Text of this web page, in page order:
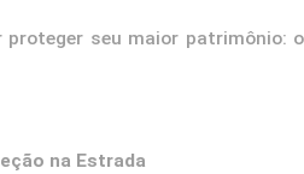
proteger seu maior patrimônio: o
na Estrada